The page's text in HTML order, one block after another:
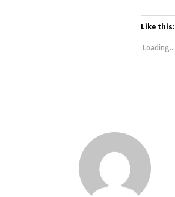
Like this:
Loading...